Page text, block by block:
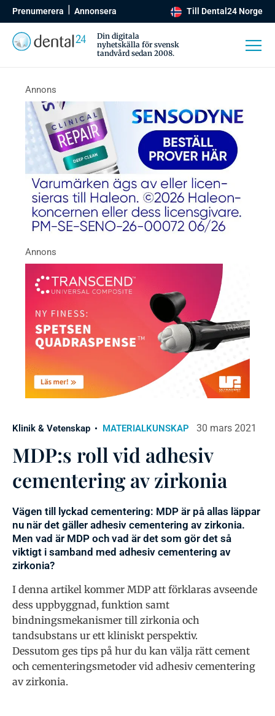
Prenumerera Annonsera Till Dental24 Norge
Din digitala
nyhetskälla för svensk
tandvård sedan 2008.
Klinik & Vetenskap MATERIALKUNSKAP 30 mars 2021
MDP:s roll vid adhesiv
cementering av zirkonia
Vägen till lyckad cementering: MDP är på allas läppar
nu när det gäller adhesiv cementering av zirkonia.
Men vad är MDP och vad är det som gör det så
viktigt i samband med adhesiv cementering av
zirkonia?
I denna artikel kommer MDP att förklaras avseende
dess uppbyggnad, funktion samt
bindningsmekanismer till zirkonia och
tandsubstans ur ett kliniskt perspektiv.
Dessutom ges tips på hur du kan välja rätt cement
och cementeringsmetoder vid adhesiv cementering
av zirkonia.